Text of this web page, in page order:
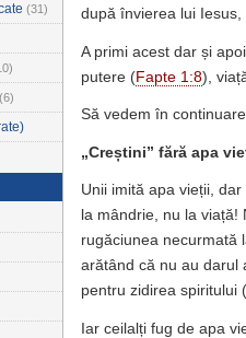
(31)
(6)
după învierea lui
A primi acest dar și
putere (Fapte 1:8),
Să vedem în
„Creștini” fără apa
Unii imită apa vieții,
la mândrie, nu la
rugăciunea necurmată
arătând că nu au darul
pentru zidirea spiritului
Iar ceilalți fug de apa